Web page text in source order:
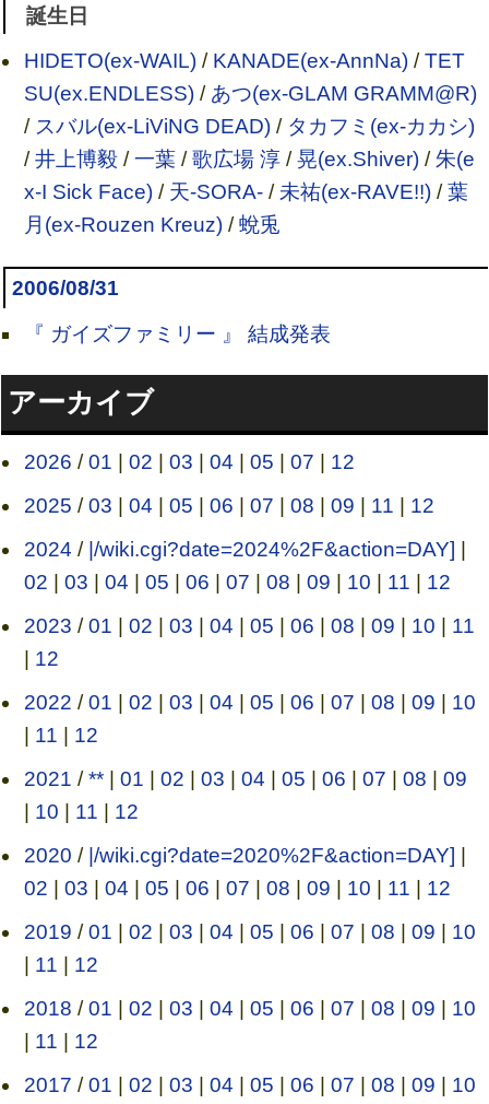
誕生日
HIDETO(ex-WAIL)/ KANADE(ex-AnnNa)/TET
SU(ex.ENDLESS)/ あつ(ex-GLAM GRAMM@R)
/ スバル(ex-LiViNG DEAD)/ タカフミ(ex-カカシ)
/井上博毅/一葉/歌広場 淳/晃(ex.Shiver)/朱(e
x-I Sick Face)/ 天-SORA-/ 未祐(ex-RAVE!!)/葉
月(ex-Rouzen Kreuz)/蛻兎
2006/08/31
『 ガイズファミリー 』 結成発表
アーカイブ
2026 /01 | 02 | 03 | 04 | 05 | 07 | 12
2025 /03 | 04 | 05 | 06 | 07 | 08 | 09 | 11 | 12
2024 / |/wiki.cgi?date=2024%2F&action=DAY] |
02 | 03 | 04 | 05 | 06 | 07 | 08 | 09 | 10 | 11 | 12
2023 /01 | 02 | 03 | 04 | 05 | 06 | 08 | 09 | 10 | 11
| 12
2022 /01 | 02 | 03 | 04 | 05 | 06 | 07 | 08 | 09 | 10
| 11 | 12
2021 /**| 01 | 02 | 03 | 04 | 05 | 06 | 07 | 08 | 09
| 10 | 11 | 12
2020 / |/wiki.cgi?date=2020%2F&action=DAY] |
02 | 03 | 04 | 05 | 06 | 07 | 08 | 09 | 10 | 11 | 12
2019 /01 | 02 | 03 | 04 | 05 | 06 | 07 | 08 | 09 | 10
| 11 | 12
2018 /01 | 02 | 03 | 04 | 05 | 06 | 07 | 08 | 09 | 10
| 11 | 12
2017 /01 | 02 | 03 | 04 | 05 | 06 | 07 | 08 | 09 | 10